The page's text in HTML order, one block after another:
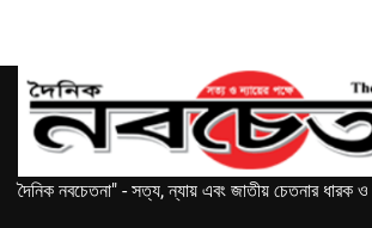
দৈনিক নবচেতনা" - সত্য, ন্যায় এবং জাতীয় চেতনার ধারক